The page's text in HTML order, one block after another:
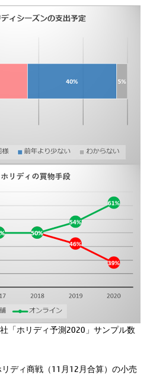
「ホリディ予測2020」サンプル数
ディ商戦（11月12月合算）の小売